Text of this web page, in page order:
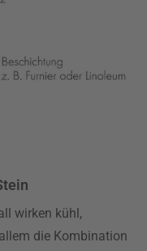
wirken kühl,
die Kombination